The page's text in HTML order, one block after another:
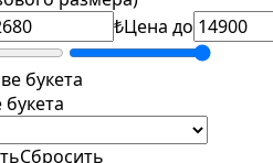
₺Цена до
букета
букета
Сбросить